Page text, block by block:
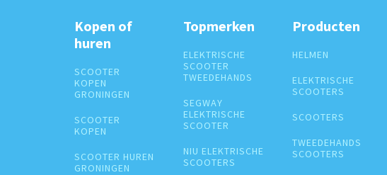
Kopen of
huren
SCOOTER
KOPEN
GRONINGEN
SCOOTER
KOPEN
SCOOTER HUREN
GRONINGEN
Topmerken
ELEKTRISCHE
SCOOTER
TWEEDEHANDS
SEGWAY
ELEKTRISCHE
SCOOTER
NIU ELEKTRISCHE
SCOOTERS
Producten
HELMEN
ELEKTRISCHE
SCOOTERS
SCOOTERS
TWEEDEHANDS
SCOOTERS